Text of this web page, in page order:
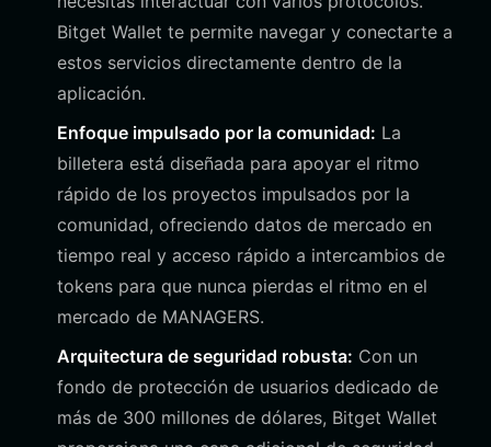
Bitget Wallet te permite navegar y conectarte a
estos servicios directamente dentro de la
aplicación.
Enfoque impulsado por la comunidad: La
billetera está diseñada para apoyar el ritmo
rápido de los proyectos impulsados por la
comunidad, ofreciendo datos de mercado en
tiempo real y acceso rápido a intercambios de
tokens para que nunca pierdas el ritmo en el
mercado de MANAGERS.
Arquitectura de seguridad robusta: Con un
fondo de protección de usuarios dedicado de
más de 300 millones de dólares, Bitget Wallet